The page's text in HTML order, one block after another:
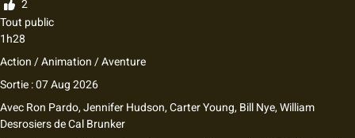
2
Tout public
1h28
Action / Animation / Aventure
Sortie : 07 Aug 2026
AvecRon Pardo,Jennifer Hudson,Carter Young,Bill Nye,William
DesrosiersdeCal Brunker